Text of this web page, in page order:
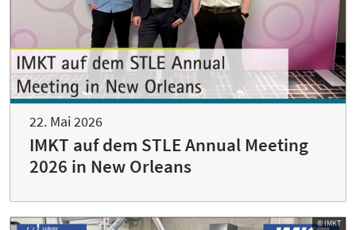
22. Mai 2026
IMKT auf dem STLE Annual Meeting
2026 in New Orleans
© IMKT